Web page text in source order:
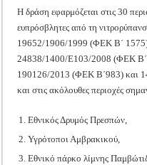
Η δράση εφαρμόζεται στις 30
ευπρόσβλητες από τη
19652/1906/1999 (ΦΕΚ Β΄
24838/1400/Ε103/2008 (ΦΕΚ
190126/2013 (ΦΕΚ Β΄983) και
και στις ακόλουθες περιοχές
Εθνικός Δρυμός Πρεσπών,
Υγρότοποι Αμβρακικού,
Εθνικό πάρκο λίμνης